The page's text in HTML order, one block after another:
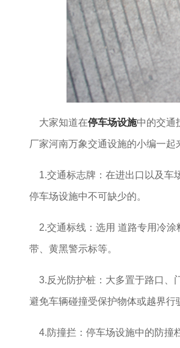
大家知道在停车场设施中的交通
厂家河南万象交通设施的小编一起
1.交通标志牌：在进出口以及车
停车场设施中不可缺少的。
2.交通标线：选用 道路专用冷涂
带、黄黑警示标等。
3.反光防护桩：大多置于路口、
避免车辆碰撞受保护物体或越界行
4.防撞拦：停车场设施中的防撞